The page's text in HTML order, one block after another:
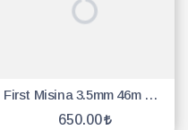
First Misina 3.5mm 46m Beyaz 6 Köşe
650.00